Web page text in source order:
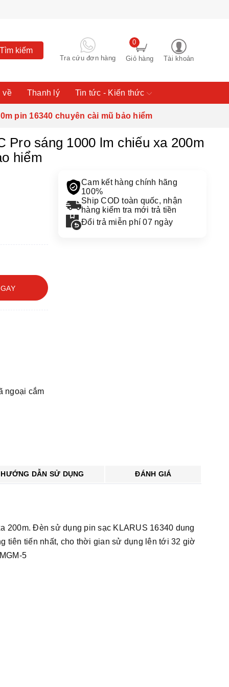
Tìm kiếm
Tài khoản
0
Giỏ hàng
Tra cứu đơn hàng
về Thanh lý Tin tức - Kiến thức
pin 16340 chuyên cài mũ bảo hiểm
Pro sáng 1000 lm chiếu xa 200m
hiểm
ngoại cắm
Cam kết hàng chính hãng
100%
Ship COD toàn quốc, nhận
hàng kiểm tra mới trả tiền
Đổi trả miễn phí 07 ngày
HƯỚNG DẪN SỬ DỤNG ĐÁNH GIÁ
200m. Đèn sử dụng pin sạc KLARUS 16340 dung
tiên tiến nhất, cho thời gian sử dụng lên tới 32 giờ
5